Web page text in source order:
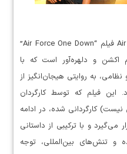
دانلود فیلم Air Force One Down فیلم “Air Force One Down”
یک فیلم اکشن و دلهره‌آور است که با
به روایتی هیجان‌انگیز از
این فیلم که توسط کارگردان
کارگردانی شده، در ادامه
و با ترکیبی از داستانی
و تنش‌های بین‌المللی، توجه